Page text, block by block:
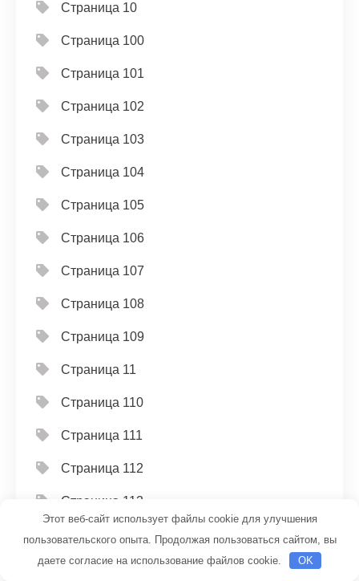
Страница 10
Страница 100
Страница 101
Страница 102
Страница 103
Страница 104
Страница 105
Страница 106
Страница 107
Страница 108
Страница 109
Страница 11
Страница 110
Страница 111
Страница 112
Страница 113
Страница 115
Этот веб-сайт использует файлы cookie для улучшения
пользовательского опыта. Продолжая пользоваться сайтом, вы
даете согласие на использование файлов cookie.
OK